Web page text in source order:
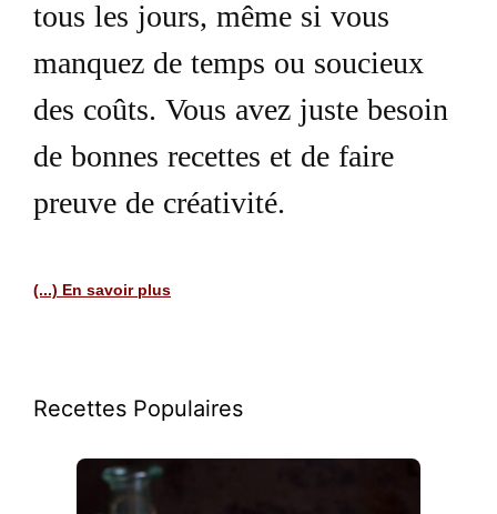
tous les jours, même si vous
manquez de temps ou soucieux
des coûts. Vous avez juste besoin
de bonnes recettes et de faire
preuve de créativité.
(...) En savoir plus
Recettes Populaires